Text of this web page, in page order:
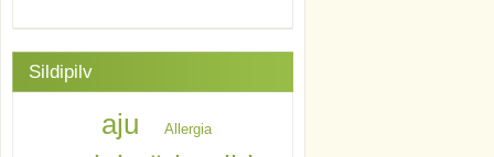
Sildipilv
aju Allergia